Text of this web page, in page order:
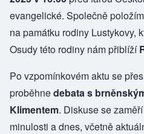
evangelické. Společně
na památku rodiny Lustykovy,
Osudy této rodiny nám přiblíží
Po vzpomínkovém aktu se
proběhnedebata s
Klimentem. Diskuse se
minulosti a dnes, včetně